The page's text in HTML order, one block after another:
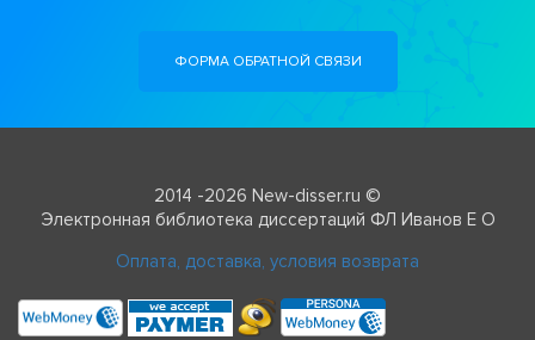
ФОРМА ОБРАТНОЙ СВЯЗИ
2014 -2026 New-disser.ru ©
Электронная библиотека диссертаций ФЛ Иванов Е О
Оплата, доставка, условия возврата